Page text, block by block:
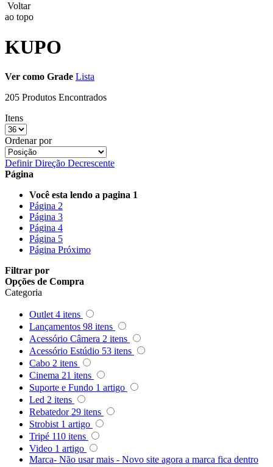
NingBo Bolun
Photo Facility
Queenie
Quenox
Sekonic
Selens
Shimbol
Sirui
Smallrig
Sokani
Somita
Summer
Voltar
ao topo
KUPO
Ver como Grade Lista
205 Produtos Encontrados
Itens
Ordenar por
Definir Direção Decrescente
Página
Você esta lendo a pagina 1
Página 2
Página 3
Página 4
Página 5
Página Próximo
Filtrar por
Opções de Compra
Categoria
Outlet 4 itens
Lançamentos 98 itens
Acessório Câmera 2 itens
Acessório Estúdio 53 itens
Cabo 2 itens
Cinema 21 itens
Suporte e Fundo 1 artigo
Led 2 itens
Rebatedor 29 itens
Strobist 1 artigo
Tripé 110 itens
Video 1 artigo
Marca- Não usar mais - Novo site agora a marca fica dentro